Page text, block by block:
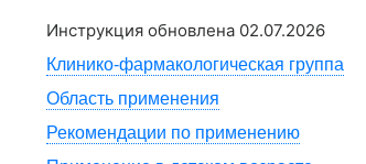
Инструкция обновлена 02.07.2026
Клинико-фармакологическая группа
Область применения
Рекомендации по применению